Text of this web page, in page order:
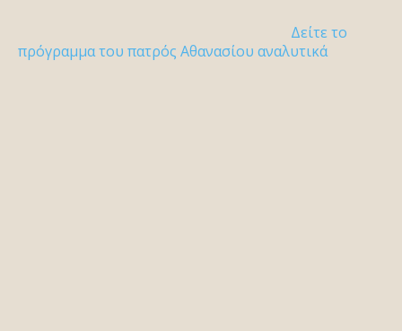
Δείτε το
πρόγραμμα του πατρός Αθανασίου αναλυτικά